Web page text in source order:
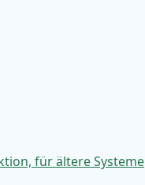
für ältere Systeme